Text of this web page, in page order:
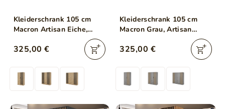
Kleiderschrank 105 cm
Macron Artisan Eiche,
325,00 €
Kleiderschrank 105 cm
Macron Grau, Artisan
325,00 €